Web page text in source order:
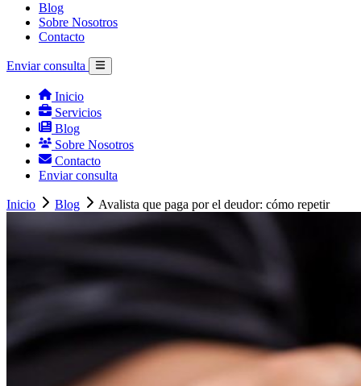
Blog
Sobre Nosotros
Contacto
Enviar consulta
Inicio
Servicios
Blog
Sobre Nosotros
Contacto
Enviar consulta
Inicio Blog Avalista que paga por el deudor: cómo repetir